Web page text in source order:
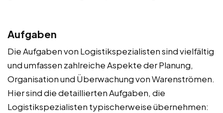
Aufgaben
Die Aufgaben von Logistikspezialisten sind vielfältig
und umfassen zahlreiche Aspekte der Planung,
Organisation und Überwachung von Warenströmen.
Hier sind die detaillierten Aufgaben, die
Logistikspezialisten typischerweise übernehmen: